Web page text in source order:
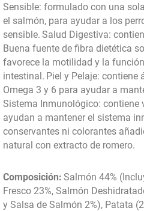
Sensible: formulado con una
el salmón, para ayudar a los
sensible. Salud Digestiva:
Buena fuente de fibra dietética
favorece la motilidad y la
intestinal. Piel y Pelaje: contiene
Omega 3 y 6 para ayudar a
Sistema Inmunológico: contiene
ayudan a mantener el sistema
conservantes ni colorantes
natural con extracto de romero.
Composición: Salmón 44%
Fresco 23%, Salmón
y Salsa de Salmón 2%), Patata